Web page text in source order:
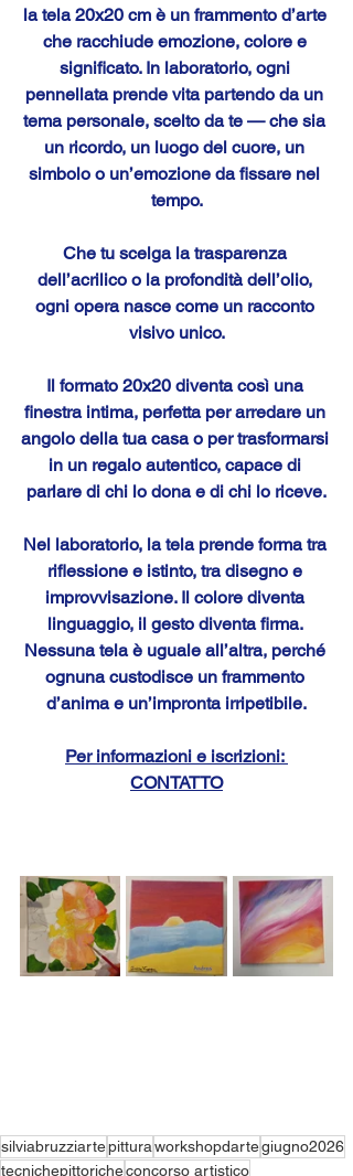
la tela 20x20 cm è un frammento d’arte
che racchiude emozione, colore e
significato. In laboratorio, ogni
pennellata prende vita partendo da un
tema personale, scelto da te — che sia
un ricordo, un luogo del cuore, un
simbolo o un’emozione da fissare nel
tempo.
Che tu scelga la trasparenza
dell’acrilico o la profondità dell’olio,
ogni opera nasce come un racconto
visivo unico.
Il formato 20x20 diventa così una
finestra intima, perfetta per arredare un
angolo della tua casa o per trasformarsi
in un regalo autentico, capace di
parlare di chi lo dona e di chi lo riceve.
Nel laboratorio, la tela prende forma tra
riflessione e istinto, tra disegno e
improvvisazione. Il colore diventa
linguaggio, il gesto diventa firma.
Nessuna tela è uguale all’altra, perché
ognuna custodisce un frammento
d’anima e un’impronta irripetibile.
Per informazioni e iscrizioni:
CONTATTO
silviabruzziartepitturaworkshopdartegiugno2026
tecnichepittoricheconcorso artistico